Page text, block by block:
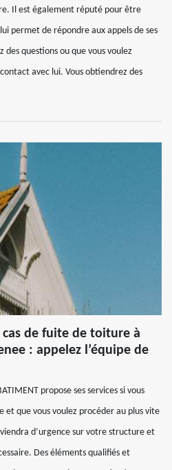
Il est également réputé pour être
permet de répondre aux appels de ses
des questions ou que vous voulez
avec lui. Vous obtiendrez des
cas de fuite de toiture à
: appelez l’équipe de
propose ses services si vous
et que vous voulez procéder au plus vite
d’urgence sur votre structure et
Des éléments qualifiés et